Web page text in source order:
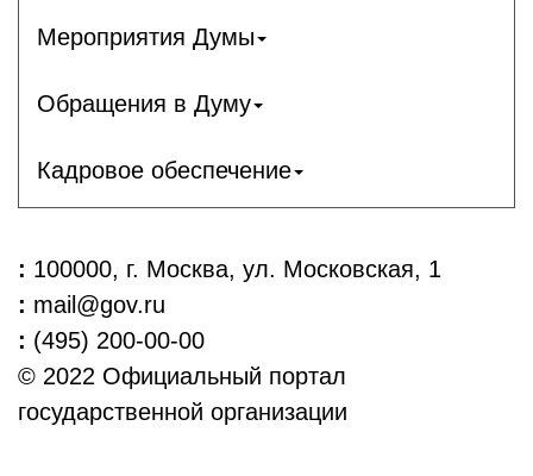
Мероприятия Думы
Обращения в Думу
Кадровое обеспечение
: 100000, г. Москва, ул. Московская, 1
: mail@gov.ru
: (495) 200-00-00
© 2022 Официальный портал
государственной организации